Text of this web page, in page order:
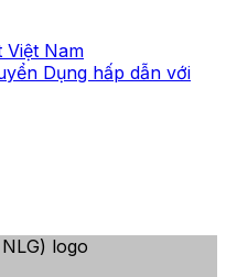
Việt Nam
Dụng hấp dẫn với